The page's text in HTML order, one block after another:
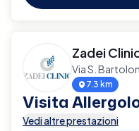
Zadei
Via S.
7.3 km
Visita
Vedi altre prestazioni